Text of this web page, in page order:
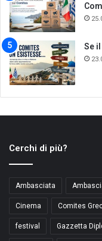
Se
Cerchi di più?
Ambasciata
Cinema Comites
festival Gazzetta